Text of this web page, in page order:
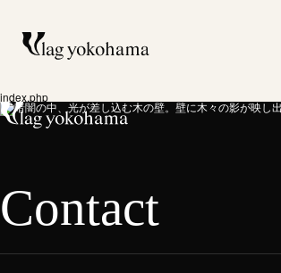
index.php
Contact